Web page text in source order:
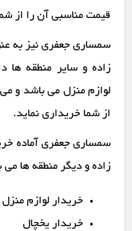
قیمت مناسبی آن را از
سمساری جعفری نیز به
زاده و سایر منطقه ها
لوازم منزل می باشد و
از شما خریداری نماید.
سمساری جعفری آماده
زاده و دیگر منطقه ها می
خریدار لوازم منزل
خریدار یخچال